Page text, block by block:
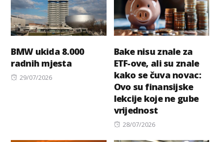
BMW ukida 8.000
radnih mjesta
Posted
29/07/2026
Bake nisu znale za
ETF-ove, ali su znale
kako se čuva novac:
Ovo su finansijske
lekcije koje ne gube
vrijednost
Posted
28/07/2026